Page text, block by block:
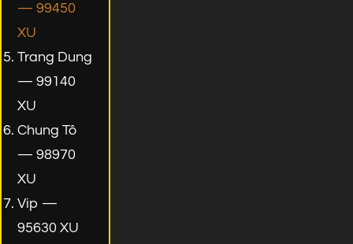
— 99450
XU
Trang Dung
— 99140
XU
Chung Tô
— 98970
XU
Vip —
95630 XU